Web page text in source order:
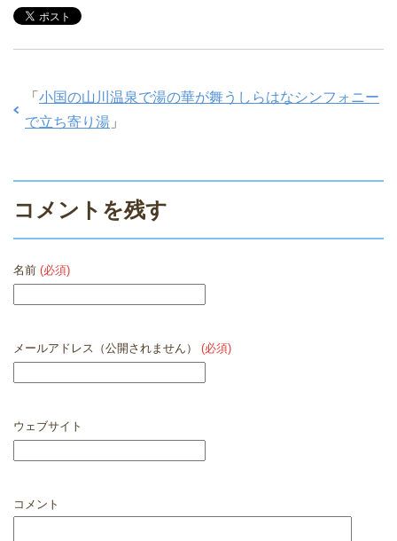
「 小国の山川温泉で湯の華が舞うしらはなシンフォニー
で立ち寄り湯 」
コメントを残す
名前 (必須)
メールアドレス（公開されません） (必須)
ウェブサイト
コメント